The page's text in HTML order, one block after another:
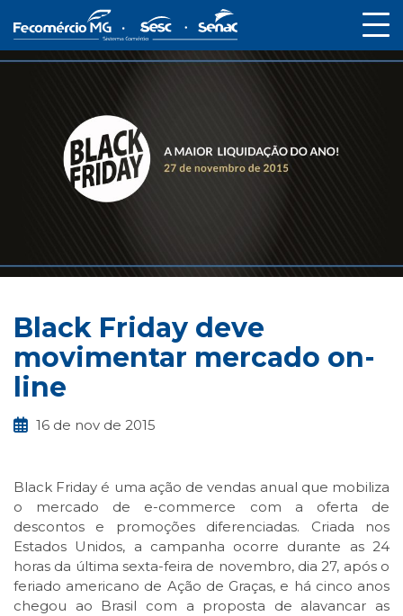
Black Friday deve
movimentar mercado on-
line
16 de nov de 2015
Black Friday é uma ação de vendas anual que mobiliza
o mercado de e-commerce com a oferta de
descontos e promoções diferenciadas. Criada nos
Estados Unidos, a campanha ocorre durante as 24
horas da última sexta-feira de novembro, dia 27, após o
feriado americano de Ação de Graças, e há cinco anos
chegou ao Brasil com a proposta de alavancar as